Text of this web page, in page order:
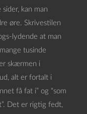
kan man
øre. Skrivestilen
lydende at man
tusinde
skærmen i
alt er fortalt i
få fat i” og “som
Det er rigtig fedt,